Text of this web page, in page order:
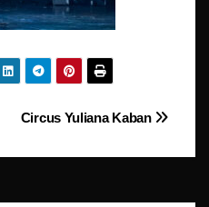
Circus Yuliana Kaban